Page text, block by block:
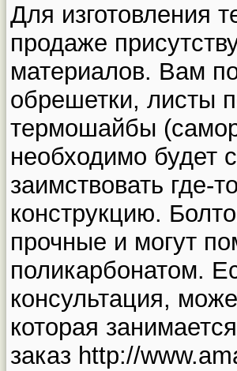
Для изготовления
продаже
материалов. Вам
обрешетки, листы
термошайбы
необходимо будет
заимствовать где-
конструкцию.
прочные и могут
поликарбонатом.
консультация,
которая
заказ http://